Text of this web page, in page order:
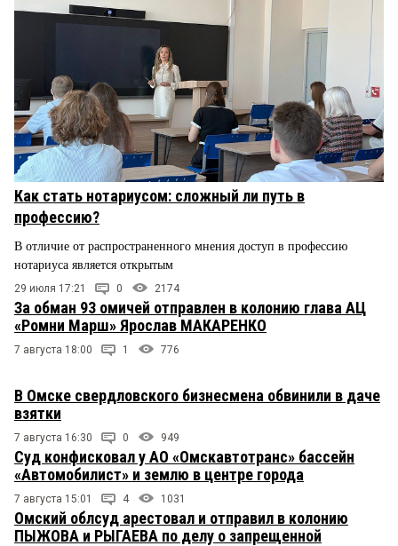
Как стать нотариусом: сложный ли путь в
профессию?
В отличие от распространенного мнения доступ в профессию
нотариуса является открытым
29 июля 17:21 0 2174
За обман 93 омичей отправлен в колонию глава АЦ
«Ромни Марш» Ярослав МАКАРЕНКО
7 августа 18:00 1 776
В Омске свердловского бизнесмена обвинили в даче
взятки
7 августа 16:30 0 949
Суд конфисковал у АО «Омскавтотранс» бассейн
«Автомобилист» и землю в центре города
7 августа 15:01 4 1031
Омский облсуд арестовал и отправил в колонию
ПЫЖОВА и РЫГАЕВА по делу о запрещенной